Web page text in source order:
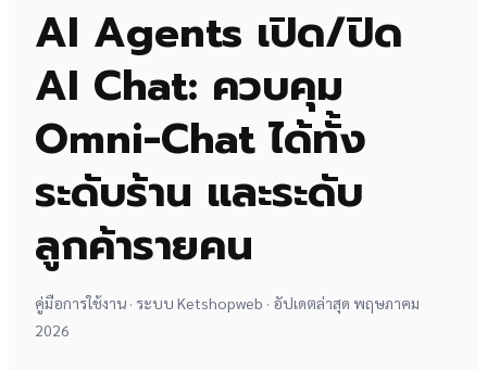
AI Agents เปิด/ปิด
AI Chat: ควบคุม
Omni-Chat ได้ทั้ง
ระดับร้าน และระดับ
ลูกค้ารายคน
คู่มือการใช้งาน · ระบบ Ketshopweb · อัปเดตล่าสุด พฤษภาคม
2026